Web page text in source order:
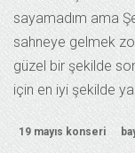
sayamadım ama
sahneye gelmek
güzel bir şekilde
için en iyi şekilde
19 mayıs konseri